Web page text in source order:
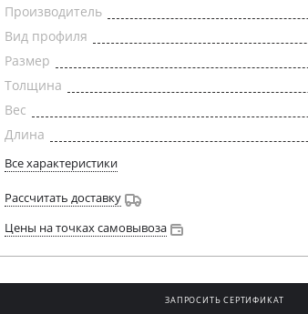
Производитель
Вид профиля
Размер
Толщина
Вес
Длина
Все характеристики
Рассчитать доставку
Цены на точках самовывоза
ЗАПРОСИТЬ СЕРТИФИКАТ